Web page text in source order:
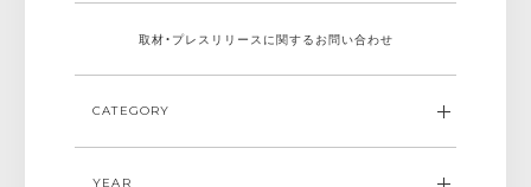
取材・プレスリリースに関するお問い合わせ
CATEGORY
YEAR